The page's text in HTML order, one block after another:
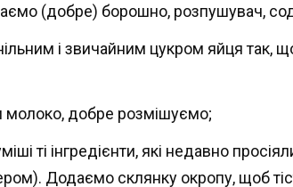
(добре) борошно, розпушувач,
і звичайним цукром яйця так,
добре розмішуємо;
ті інгредієнти, які недавно
Додаємо склянку окропу, щоб